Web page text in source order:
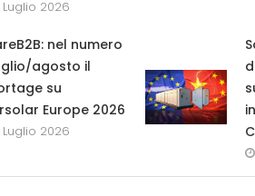
Luglio 2026
nel numero
agosto il
su
Europe 2026
Luglio 2026